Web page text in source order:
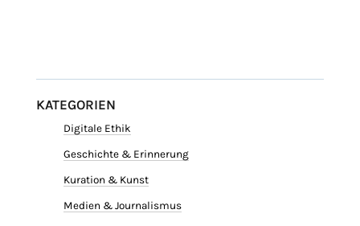
KATEGORIEN
Digitale Ethik
Geschichte & Erinnerung
Kuration & Kunst
Medien & Journalismus